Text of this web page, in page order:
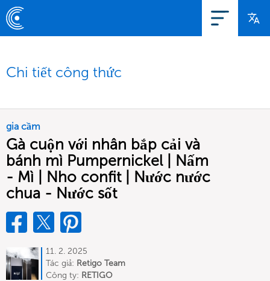
Chi tiết công thức
gia cầm
Gà cuộn với nhân bắp cải và
bánh mì Pumpernickel | Nấm
- Mì | Nho confit | Nước nước
chua - Nước sốt
11. 2. 2025
Tác giả: Retigo Team
Deutschland
Công ty: RETIGO